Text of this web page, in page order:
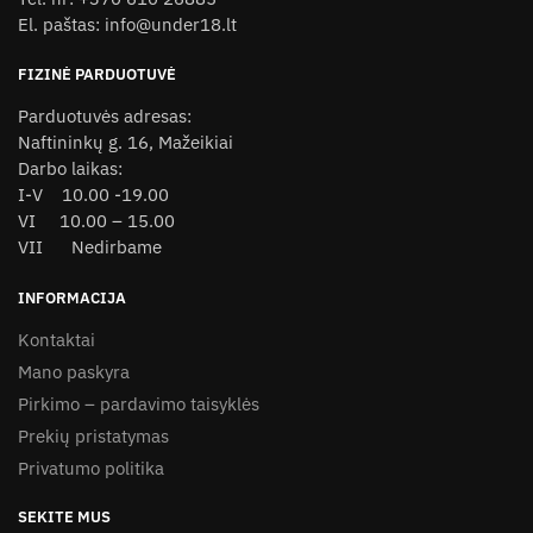
El. paštas: info@under18.lt
FIZINĖ PARDUOTUVĖ
Parduotuvės adresas:
Naftininkų g. 16, Mažeikiai
Darbo laikas:
I-V 10.00 -19.00
VI 10.00 – 15.00
VII Nedirbame
INFORMACIJA
Kontaktai
Mano paskyra
Pirkimo – pardavimo taisyklės
Prekių pristatymas
Privatumo politika
SEKITE MUS